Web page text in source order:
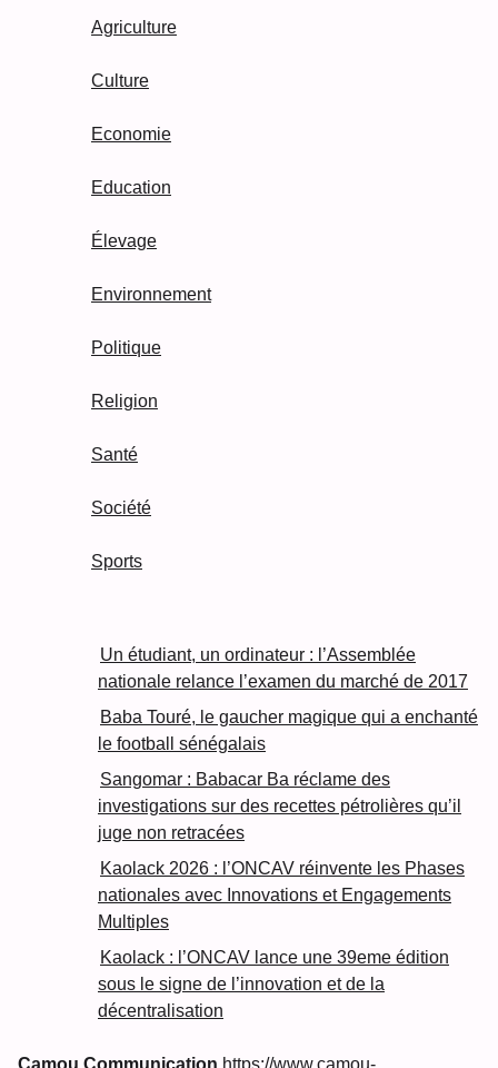
Agriculture
Culture
Economie
Education
Élevage
Environnement
Politique
Religion
Santé
Société
Sports
Un étudiant, un ordinateur : l’Assemblée
nationale relance l’examen du marché de 2017
Baba Touré, le gaucher magique qui a enchanté
le football sénégalais
Sangomar : Babacar Ba réclame des
investigations sur des recettes pétrolières qu’il
juge non retracées
Kaolack 2026 : l’ONCAV réinvente les Phases
nationales avec Innovations et Engagements
Multiples
Kaolack : l’ONCAV lance une 39eme édition
sous le signe de l’innovation et de la
décentralisation